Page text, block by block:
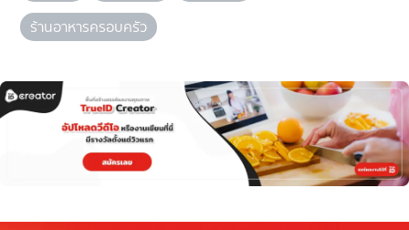
ร้านอาหารครอบครัว